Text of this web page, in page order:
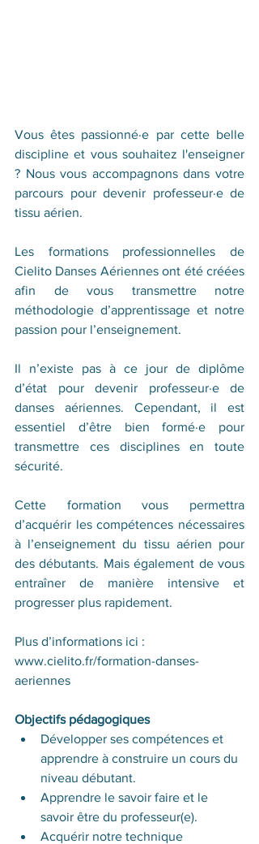
Vous êtes passionné·e par cette belle
discipline et vous souhaitez l'enseigner
? Nous vous accompagnons dans votre
parcours pour devenir professeur·e de
tissu aérien.
Les formations professionnelles de
Cielito Danses Aériennes ont été créées
afin de vous transmettre notre
méthodologie d’apprentissage et notre
passion pour l’enseignement.
Il n’existe pas à ce jour de diplôme
d’état pour devenir professeur·e de
danses aériennes. Cependant, il est
essentiel d’être bien formé·e pour
transmettre ces disciplines en toute
sécurité.
Cette formation vous permettra
d’acquérir les compétences nécessaires
à l’enseignement du tissu aérien pour
des débutants. Mais également de vous
entraîner de manière intensive et
progresser plus rapidement.
Plus d’informations ici :
www.cielito.fr/formation-danses-
aeriennes
Objectifs pédagogiques
Développer ses compétences et
apprendre à construire un cours du
niveau débutant.
Apprendre le savoir faire et le
savoir être du professeur(e).
Acquérir notre technique